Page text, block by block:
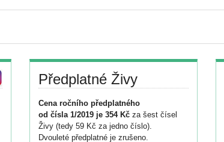
Předplatné Živy
Cena ročního předplatného
od čísla 1/2019 je 354 Kč za šest čísel
Živy (tedy 59 Kč za jedno číslo).
Dvouleté předplatné je zrušeno.